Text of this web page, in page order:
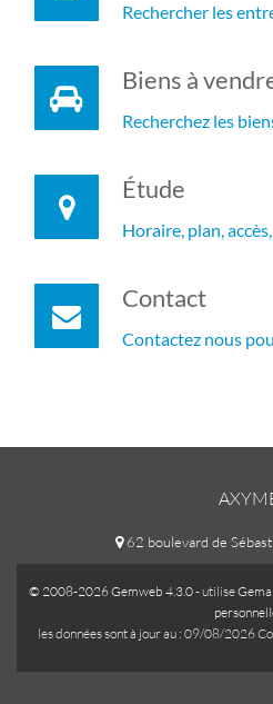
Rechercher les
Biens à
Recherchez les
Étude
Horaire, plan,
Contact
Contactez nous
62 boulevard de
© 2008-2026 Gemweb 4.3.0- utilise
les données sont à jour au : 09/08/2026